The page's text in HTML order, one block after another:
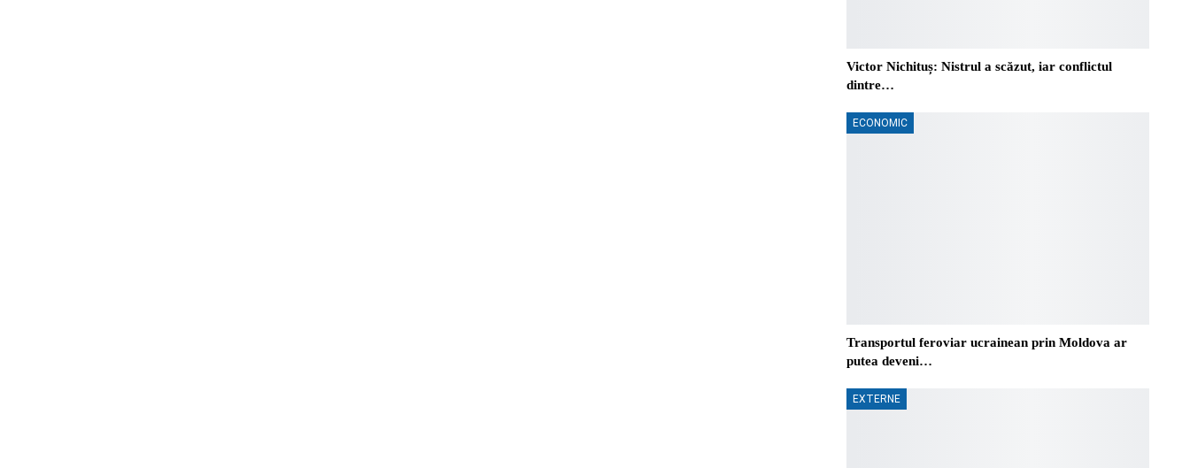
Victor Nichituș: Nistrul a scăzut, iar conflictul
dintre…
ECONOMIC
Transportul feroviar ucrainean prin Moldova ar
putea deveni…
EXTERNE